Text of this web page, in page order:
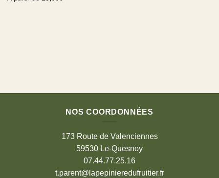
NOS COORDONNÉES
173 Route de Valenciennes
59530 Le-Quesnoy
07.44.77.25.16
t.parent@lapepinieredufruitier.fr